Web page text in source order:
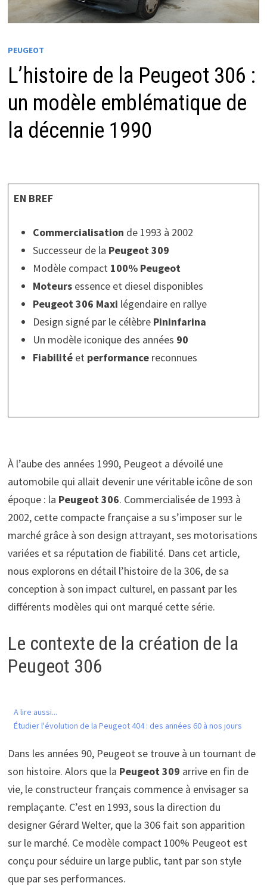
PEUGEOT
L’histoire de la Peugeot 306 :
un modèle emblématique de
la décennie 1990
EN BREF
Commercialisation de 1993 à 2002
Successeur de la Peugeot 309
Modèle compact 100% Peugeot
Moteursessence et diesel disponibles
Peugeot 306 Maxi légendaire en rallye
Design signé par le célèbre Pininfarina
Un modèle iconique des années 90
Fiabilitéet performancereconnues
À l’aube des années 1990, Peugeot a dévoilé une
automobile qui allait devenir une véritable icône de son
époque : la Peugeot 306. Commercialisée de 1993 à
2002, cette compacte française a su s’imposer sur le
marché grâce à son design attrayant, ses motorisations
variées et sa réputation de fiabilité. Dans cet article,
nous explorons en détail l’histoire de la 306, de sa
conception à son impact culturel, en passant par les
différents modèles qui ont marqué cette série.
Le contexte de la création de la
Peugeot 306
A lire aussi...
Étudier l'évolution de la Peugeot 404 : des années 60 à nos jours
Dans les années 90, Peugeot se trouve à un tournant de
son histoire. Alors que la Peugeot 309 arrive en fin de
vie, le constructeur français commence à envisager sa
remplaçante. C’est en 1993, sous la direction du
designer Gérard Welter, que la 306 fait son apparition
sur le marché. Ce modèle compact 100% Peugeot est
conçu pour séduire un large public, tant par son style
que par ses performances.